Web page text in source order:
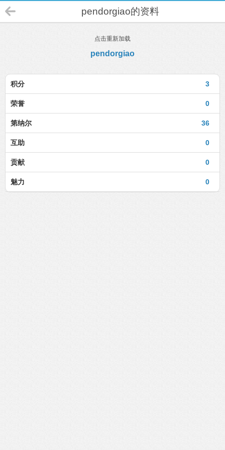
pendorgiao的资料
点击重新加载
pendorgiao
3
积分
0
荣誉
36
第纳尔
0
互助
0
贡献
0
魅力